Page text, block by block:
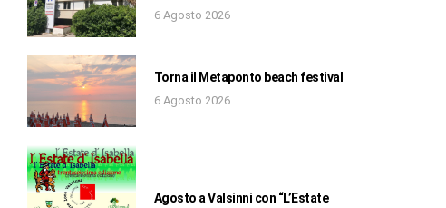
6 Agosto 2026
Torna il Metaponto beach festival
6 Agosto 2026
Agosto a Valsinni con “L’Estate